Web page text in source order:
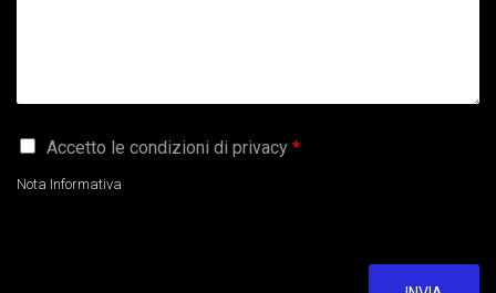
G
P
Accetto le condizioni di privacy *
Nota Informativa